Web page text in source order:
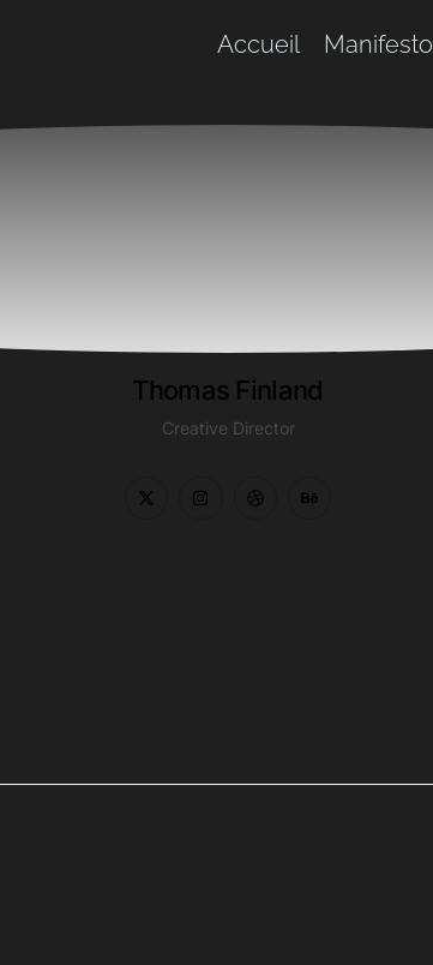
Accueil Manifesto
Thomas Finland
Creative Director